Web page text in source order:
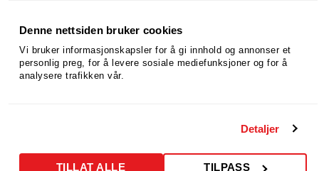
Denne nettsiden bruker cookies
Vi bruker informasjonskapsler for å gi innhold og annonser et
personlig preg, for å levere sosiale mediefunksjoner og for å
analysere trafikken vår.
Detaljer
TILLAT ALLE TILPASS
Bakerovner.no er medlem av Norsk Varme